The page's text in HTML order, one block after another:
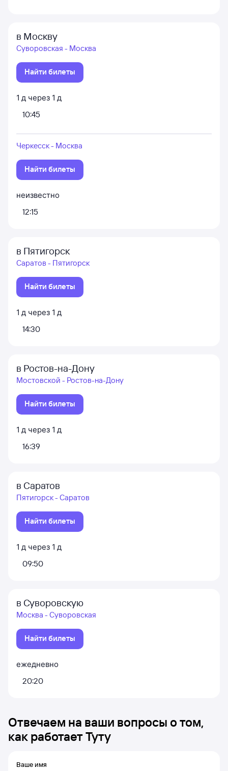
в Москву
Суворовская - Москва
Найти билеты
1 д через 1 д
10:45
Черкесск - Москва
Найти билеты
неизвестно
12:15
в Пятигорск
Саратов - Пятигорск
Найти билеты
1 д через 1 д
14:30
в Ростов-на-Дону
Мостовской - Ростов-на-Дону
Найти билеты
1 д через 1 д
16:39
в Саратов
Пятигорск - Саратов
Найти билеты
1 д через 1 д
09:50
в Суворовскую
Москва - Суворовская
Найти билеты
ежедневно
20:20
Отвечаем на ваши вопросы о том,
как работает Туту
Ваше имя